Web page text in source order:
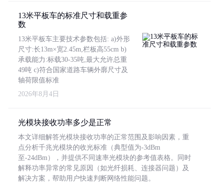
13米平板车的标准尺寸和载重参
数
13米平板车主要技术参数包括: a)外形
尺寸:长13m×宽2.45m,栏板高55cm b)
承载能力:标载30-35吨,最大允许总重
49吨 c)符合国家道路车辆外廓尺寸及
轴荷限值标准
2026年8月4日
光模块接收功率多少是正常
本文详细解答光模块接收功率的正常范围及影响因素，重
点分析千兆光模块的收光标准（典型值为-3dBm
至-24dBm），并提供不同速率光模块的参考值表格。同时
解释功率异常的常见原因（如光纤损耗、连接器问题）及
解决方案，帮助用户快速判断网络性能问题。